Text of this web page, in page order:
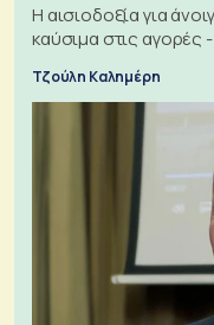
Η αισιοδοξία για
καύσιμα στις αγορές
Τζούλη Καλημέρη